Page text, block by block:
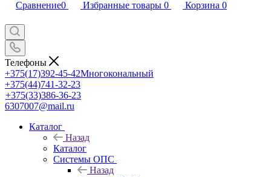
Сравнение0 Избранные товары 0 Корзина 0
Телефоны
+375(17)392-45-42Многокональный
+375(44)741-32-23
+375(33)386-36-23
6307007@mail.ru
Каталог
Назад
Каталог
Системы ОПС
Назад